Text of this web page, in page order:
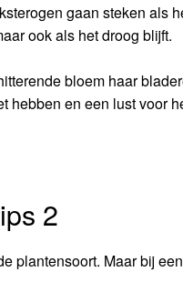
gaan steken als
ook als het droog blijft.
bloem haar
hebben en een lust voor
2
plantensoort. Maar bij